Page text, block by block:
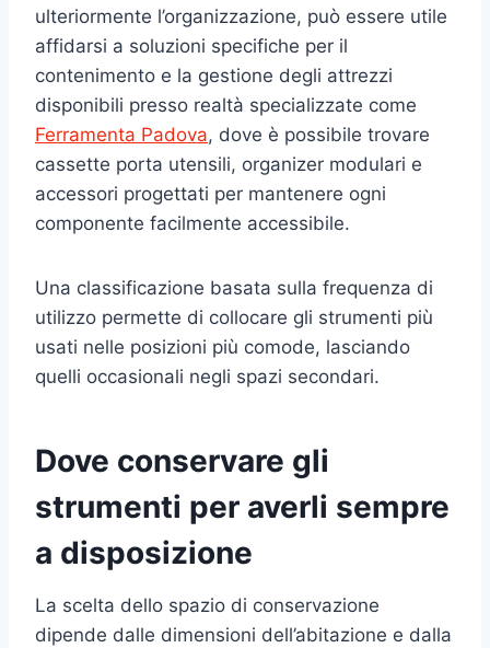
ulteriormente l’organizzazione, può essere utile
affidarsi a soluzioni specifiche per il
contenimento e la gestione degli attrezzi
disponibili presso realtà specializzate come
Ferramenta Padova, dove è possibile trovare
cassette porta utensili, organizer modulari e
accessori progettati per mantenere ogni
componente facilmente accessibile.
Una classificazione basata sulla frequenza di
utilizzo permette di collocare gli strumenti più
usati nelle posizioni più comode, lasciando
quelli occasionali negli spazi secondari.
Dove conservare gli
strumenti per averli sempre
a disposizione
La scelta dello spazio di conservazione
dipende dalle dimensioni dell’abitazione e dalla